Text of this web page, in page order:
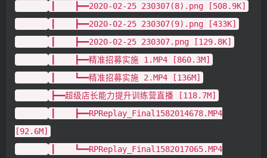
┃ ┣━━2020-02-25 230307(8).png [508.9K]
┃ ┣━━2020-02-25 230307(9).png [433K]
┃ ┣━━2020-02-25 230307.png [129.8K]
┃ ┣━━精准招募实施 1.MP4 [860.3M]
┃ ┗━━精准招募实施 2.MP4 [136M]
┣━━超级店长能力提升训练营直播 [118.7M]
┃ ┣━━RPReplay_Final1582014678.MP4
[92.6M]
┃ ┗━━RPReplay_Final1582017065.MP4